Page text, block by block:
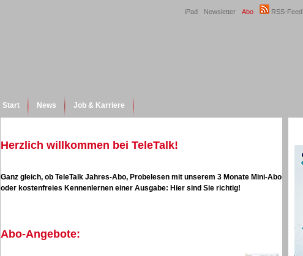
RSS-Feed
Abo
Newsletter
iPad
Start News Job & Karriere
Herzlich willkommen bei TeleTalk!
Ganz gleich, ob TeleTalk Jahres-Abo, Probelesen mit unserem 3 Monate Mini-Abo
oder kostenfreies Kennenlernen einer Ausgabe: Hier sind Sie richtig!
Abo-Angebote: